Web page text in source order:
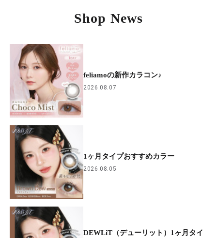
Shop News
feliamoの新作カラコン♪
2026.08.07
1ヶ月タイプおすすめカラー
2026.08.05
DEWLiT（デューリット）1ヶ月タイ